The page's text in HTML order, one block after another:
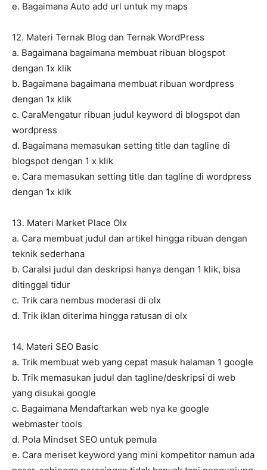
e. Bagaimana Auto add url untuk my maps
12. Materi Ternak Blog dan Ternak WordPress
a. Bagaimana bagaimana membuat ribuan blogspot
dengan 1x klik
b. Bagaimana bagaimana membuat ribuan wordpress
dengan 1x klik
c. CaraMengatur ribuan judul keyword di blogspot dan
wordpress
d. Bagaimana memasukan setting title dan tagline di
blogspot dengan 1 x klik
e. Cara memasukan setting title dan tagline di wordpress
dengan 1x klik
13. Materi Market Place Olx
a. Cara membuat judul dan artikel hingga ribuan dengan
teknik sederhana
b. CaraIsi judul dan deskripsi hanya dengan 1 klik, bisa
ditinggal tidur
c. Trik cara nembus moderasi di olx
d. Trik iklan diterima hingga ratusan di olx
14. Materi SEO Basic
a. Trik membuat web yang cepat masuk halaman 1 google
b. Trik memasukan judul dan tagline/deskripsi di web
yang disukai google
c. Bagaimana Mendaftarkan web nya ke google
webmaster tools
d. Pola Mindset SEO untuk pemula
e. Cara meriset keyword yang mini kompetitor namun ada